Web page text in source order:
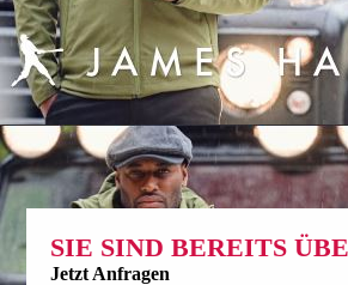
SIE SIND BEREITS
Jetzt Anfragen